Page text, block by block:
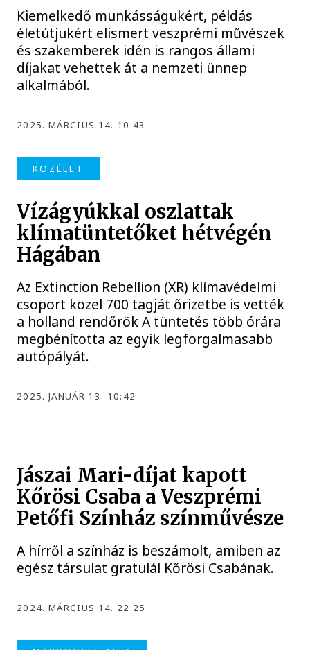
Kiemelkedő munkásságukért, példás
életútjukért elismert veszprémi művészek
és szakemberek idén is rangos állami
díjakat vehettek át a nemzeti ünnep
alkalmából.
2025. MÁRCIUS 14. 10:43
KÖZÉLET
Vízágyúkkal oszlattak
klímatüntetőket hétvégén
Hágában
Az Extinction Rebellion (XR) klímavédelmi
csoport közel 700 tagját őrizetbe is vették
a holland rendőrök A tüntetés több órára
megbénította az egyik legforgalmasabb
autópályát.
2025. JANUÁR 13. 10:42
Jászai Mari-díjat kapott
Kőrösi Csaba a Veszprémi
Petőfi Színház színművésze
A hírről a színház is beszámolt, amiben az
egész társulat gratulál Kőrösi Csabának.
2024. MÁRCIUS 14. 22:25